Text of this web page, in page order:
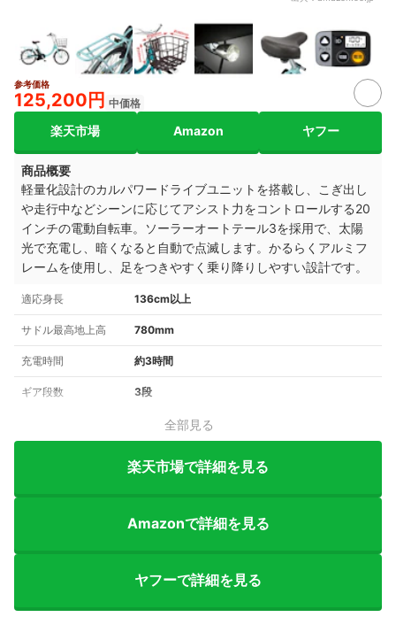
参考価格
125,200円 中価格
楽天市場 Amazon ヤフー
商品概要
軽量化設計のカルパワードライブユニットを搭載し、こぎ出し
や走行中などシーンに応じてアシスト力をコントロールする20
インチの電動自転車。ソーラーオートテール3を採用で、太陽
光で充電し、暗くなると自動で点滅します。かるらくアルミフ
レームを使用し、足をつきやすく乗り降りしやすい設計です。
適応身長 136cm以上
サドル最高地上高 780mm
充電時間 約3時間
ギア段数 3段
全部見る
楽天市場で詳細を見る
Amazonで詳細を見る
ヤフーで詳細を見る